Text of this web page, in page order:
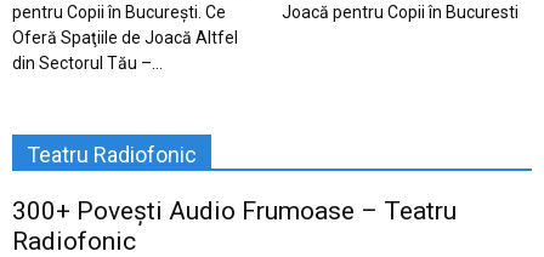
pentru Copii în Bucureşti. Ce
Oferă Spaţiile de Joacă Altfel
din Sectorul Tău –...
Joacă pentru Copii în Bucuresti
Teatru Radiofonic
300+ Povești Audio Frumoase – Teatru
Radiofonic